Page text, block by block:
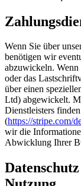
Wenn Sie über
benötigen wir
abzuwickeln.
oder das
über einen
Ltd) abgewickelt.
Dienstleisters
(https://stripe.com/
wir die
Abwicklung Ihrer